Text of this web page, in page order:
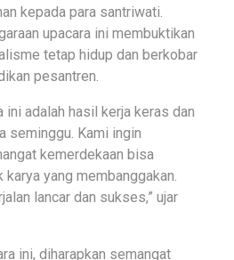
kepada para santriwati.
upacara ini membuktikan
tetap hidup dan berkobar
pesantren.
ini adalah hasil kerja keras dan
seminggu. Kami ingin
kemerdekaan bisa
yang membanggakan.
lancar dan sukses,” ujar
ini, diharapkan semangat